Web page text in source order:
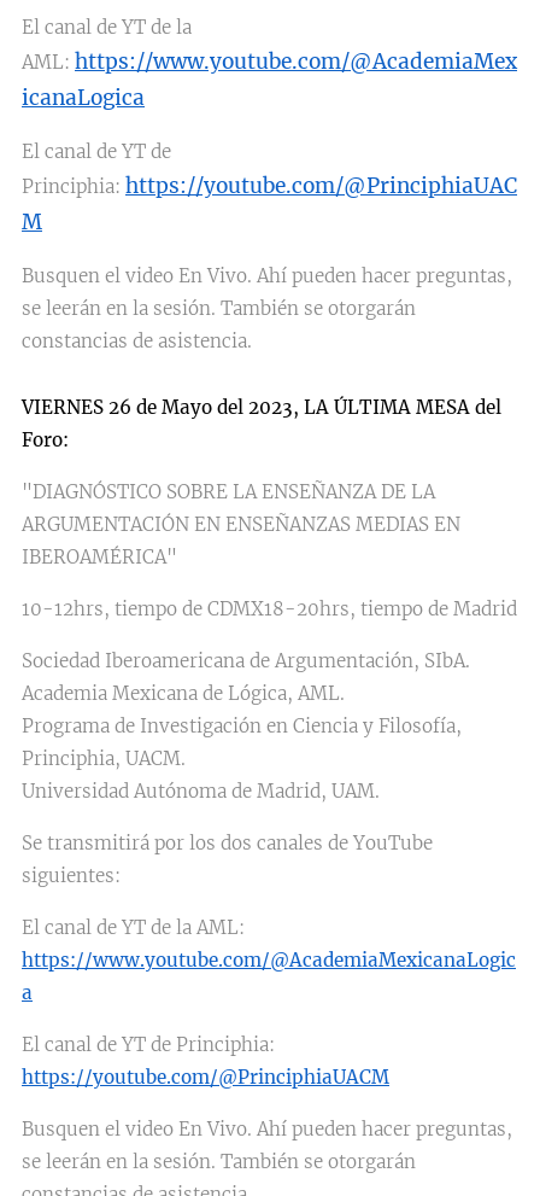
El canal de YT de la
AML: https://www.youtube.com/@AcademiaMex
icanaLogica
El canal de YT de
Principhia: https://youtube.com/@PrinciphiaUAC
M
Busquen el video En Vivo. Ahí pueden hacer preguntas,
se leerán en la sesión. También se otorgarán
constancias de asistencia.
VIERNES 26 de Mayo del 2023, LA ÚLTIMA MESA del
Foro:
"DIAGNÓSTICO SOBRE LA ENSEÑANZA DE LA
ARGUMENTACIÓN EN ENSEÑANZAS MEDIAS EN
IBEROAMÉRICA"
10-12hrs, tiempo de CDMX18-20hrs, tiempo de Madrid
Sociedad Iberoamericana de Argumentación, SIbA.
Academia Mexicana de Lógica, AML.
Programa de Investigación en Ciencia y Filosofía,
Principhia, UACM.
Universidad Autónoma de Madrid, UAM.
Se transmitirá por los dos canales de YouTube
siguientes:
El canal de YT de la AML:
https://www.youtube.com/@AcademiaMexicanaLogic
a
El canal de YT de Principhia:
https://youtube.com/@PrinciphiaUACM
Busquen el video En Vivo. Ahí pueden hacer preguntas,
se leerán en la sesión. También se otorgarán